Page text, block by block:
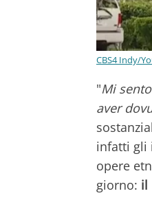
CBS4 Indy/
"Mi
aver
infatti gli
opere
giorno: il